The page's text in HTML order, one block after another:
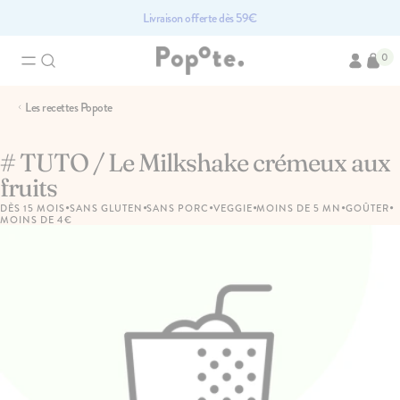
Livraison offerte dès 59€
Fruits bio pour bébé
Légumes pour bébé
Les produits du moment
0
Les recettes Popote
# TUTO / Le Milkshake crémeux aux
fruits
DÈS 15 MOIS•SANS GLUTEN•SANS PORC•VEGGIE•MOINS DE 5 MN•GOÛTER•
MOINS DE 4€